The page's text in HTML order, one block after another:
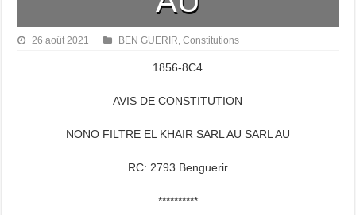
26 août 2021 BEN GUERIR,Constitutions
1856-8C4
AVIS DE CONSTITUTION
NONO FILTRE EL KHAIR SARL AU SARL AU
RC: 2793 Benguerir
**********